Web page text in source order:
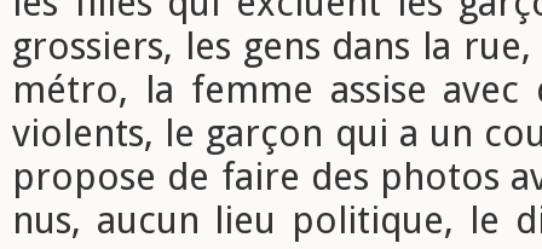
grossiers, les gens dans la
métro, la femme assise
violents, le garçon qui a un
propose de faire des photos
nus, aucun lieu politique, le